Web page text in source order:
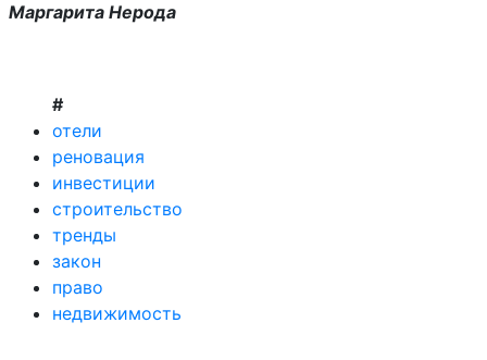
Маргарита Нерода
#
отели
реновация
инвестиции
строительство
тренды
закон
право
недвижимость